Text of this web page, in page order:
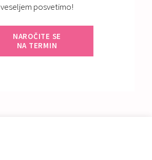
veseljem posvetimo!
NAROČITE SE
NA TERMIN